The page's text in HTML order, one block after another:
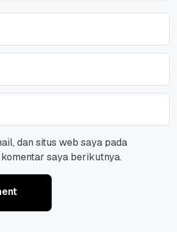
dan situs web saya pada
saya berikutnya.